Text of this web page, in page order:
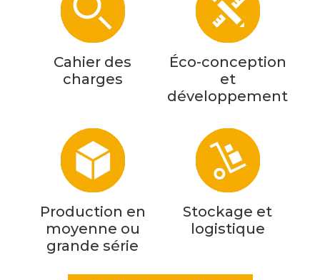
Cahier des
charges
Éco-conception
et
développement
Production en
moyenne ou
grande série
Stockage et
logistique